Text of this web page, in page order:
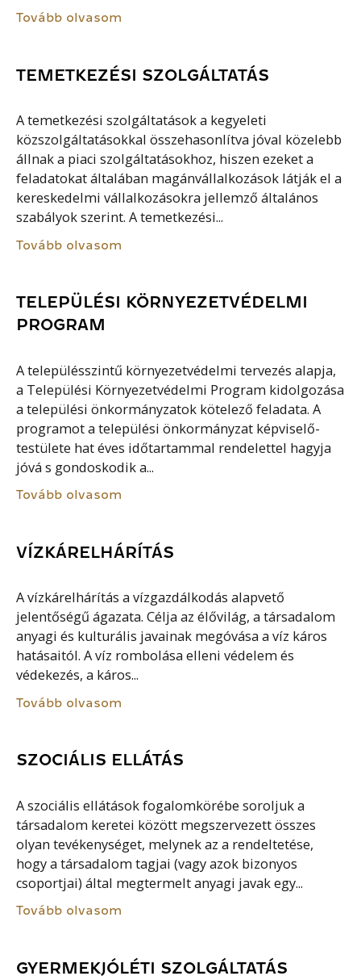
Tovább olvasom
TEMETKEZÉSI SZOLGÁLTATÁS
A temetkezési szolgáltatások a kegyeleti
közszolgáltatásokkal összehasonlítva jóval közelebb
állnak a piaci szolgáltatásokhoz, hiszen ezeket a
feladatokat általában magánvállalkozások látják el a
kereskedelmi vállalkozásokra jellemző általános
szabályok szerint. A temetkezési...
Tovább olvasom
TELEPÜLÉSI KÖRNYEZETVÉDELMI
PROGRAM
A településszintű környezetvédelmi tervezés alapja,
a Települési Környezetvédelmi Program kidolgozása
a települési önkormányzatok kötelező feladata. A
programot a települési önkormányzat képviselő-
testülete hat éves időtartammal rendelettel hagyja
jóvá s gondoskodik a...
Tovább olvasom
VÍZKÁRELHÁRÍTÁS
A vízkárelhárítás a vízgazdálkodás alapvető
jelentőségű ágazata. Célja az élővilág, a társadalom
anyagi és kulturális javainak megóvása a víz káros
hatásaitól. A víz rombolása elleni védelem és
védekezés, a káros...
Tovább olvasom
SZOCIÁLIS ELLÁTÁS
A szociális ellátások fogalomkörébe soroljuk a
társadalom keretei között megszervezett összes
olyan tevékenységet, melynek az a rendeltetése,
hogy a társadalom tagjai (vagy azok bizonyos
csoportjai) által megtermelt anyagi javak egy...
Tovább olvasom
GYERMEKJÓLÉTI SZOLGÁLTATÁS